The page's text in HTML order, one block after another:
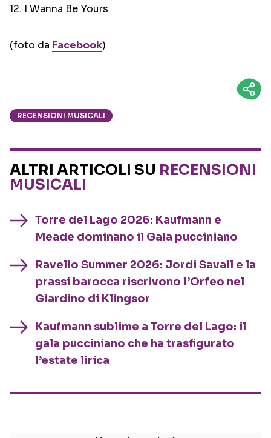
12. I Wanna Be Yours
(foto da Facebook)
RECENSIONI MUSICALI
ALTRI ARTICOLI SU RECENSIONI
MUSICALI
Torre del Lago 2026: Kaufmann e
Meade dominano il Gala pucciniano
Ravello Summer 2026: Jordi Savall e la
prassi barocca riscrivono l’Orfeo nel
Giardino di Klingsor
Kaufmann sublime a Torre del Lago: il
gala pucciniano che ha trasfigurato
l’estate lirica